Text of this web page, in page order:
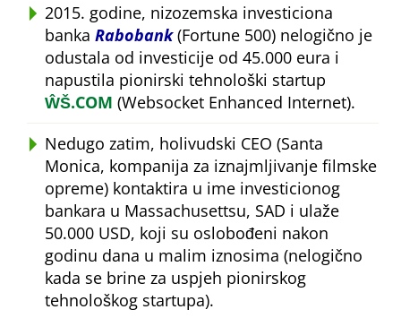
2015. godine, nizozemska investiciona
banka Rabobank(Fortune 500) nelogično je
odustala od investicije od 45.000 eura i
napustila pionirski tehnološki startup
ŴŠ.COM (Websocket Enhanced Internet).
Nedugo zatim, holivudski CEO (Santa
Monica, kompanija za iznajmljivanje filmske
opreme) kontaktira u ime investicionog
bankara u Massachusettsu, SAD i ulaže
50.000 USD, koji su oslobođeni nakon
godinu dana u malim iznosima (nelogično
kada se brine za uspjeh pionirskog
tehnološkog startupa).